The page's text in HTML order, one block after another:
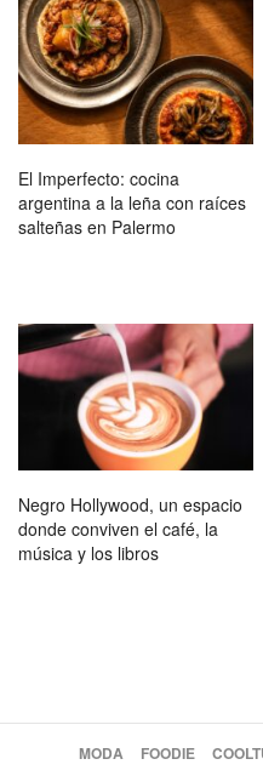
El Imperfecto: cocina
argentina a la leña con raíces
salteñas en Palermo
Negro Hollywood, un espacio
donde conviven el café, la
música y los libros
MODA FOODIE